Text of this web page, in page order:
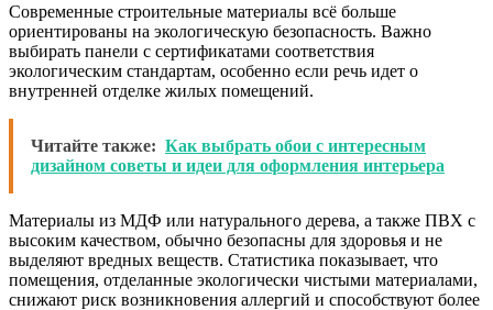
Современные строительные материалы всё больше
ориентированы на экологическую безопасность. Важно
выбирать панели с сертификатами соответствия
экологическим стандартам, особенно если речь идет о
внутренней отделке жилых помещений.
Читайте также: Как выбрать обои с интересным
дизайном советы и идеи для оформления интерьера
Материалы из МДФ или натурального дерева, а также ПВХ с
высоким качеством, обычно безопасны для здоровья и не
выделяют вредных веществ. Статистика показывает, что
помещения, отделанные экологически чистыми материалами,
снижают риск возникновения аллергий и способствуют более